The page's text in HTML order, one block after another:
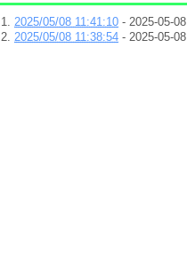
2025/05/08 11:41:10 - 2025-05-08
2025/05/08 11:38:54 - 2025-05-08